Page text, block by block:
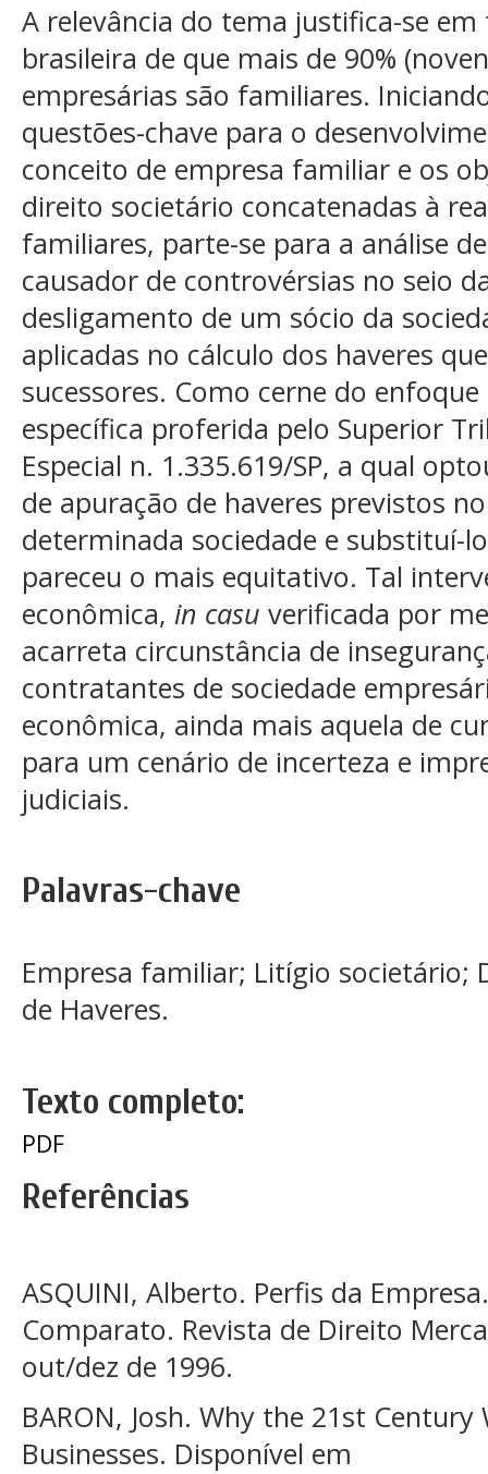
A relevância do tema justifica-se
brasileira de que mais de 90%
empresárias são familiares.
questões-chave para o
conceito de empresa familiar e os
direito societário concatenadas à
familiares, parte-se para a análise
causador de controvérsias no seio
desligamento de um sócio da
aplicadas no cálculo dos haveres
sucessores. Como cerne do
específica proferida pelo Superior
Especial n. 1.335.619/SP, a qual
de apuração de haveres previstos
determinada sociedade e substituí-
pareceu o mais equitativo. Tal
econômica, in casu verificada por
acarreta circunstância de
contratantes de sociedade
econômica, ainda mais aquela de
para um cenário de incerteza e
judiciais.
Palavras-chave
Empresa familiar; Litígio societário;
de Haveres.
Texto completo:
PDF
Referências
ASQUINI, Alberto. Perfis da
Comparato. Revista de Direito
out/dez de 1996.
BARON, Josh. Why the 21st
Businesses. Disponível em